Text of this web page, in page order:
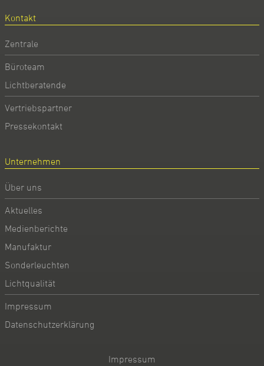
Kontakt
Zentrale
Büroteam
Lichtberatende
Vertriebspartner
Pressekontakt
Unternehmen
Über uns
Aktuelles
Medienberichte
Manufaktur
Sonderleuchten
Lichtqualität
Impressum
Datenschutzerklärung
Impressum